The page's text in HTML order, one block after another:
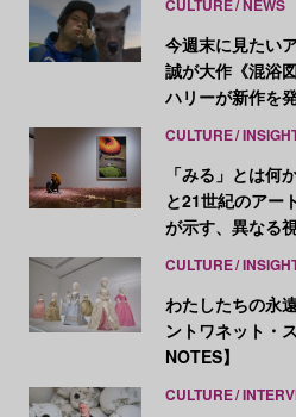
CULTURE NEWS
今週末に見たい
誠が大作《混浴
ハリーが新作を
CULTURE
「みる」とは
と21世紀のアー
が示す、異なる
CULTURE
わたしたちの永
ントワネット・
NOTES】
CULTURE